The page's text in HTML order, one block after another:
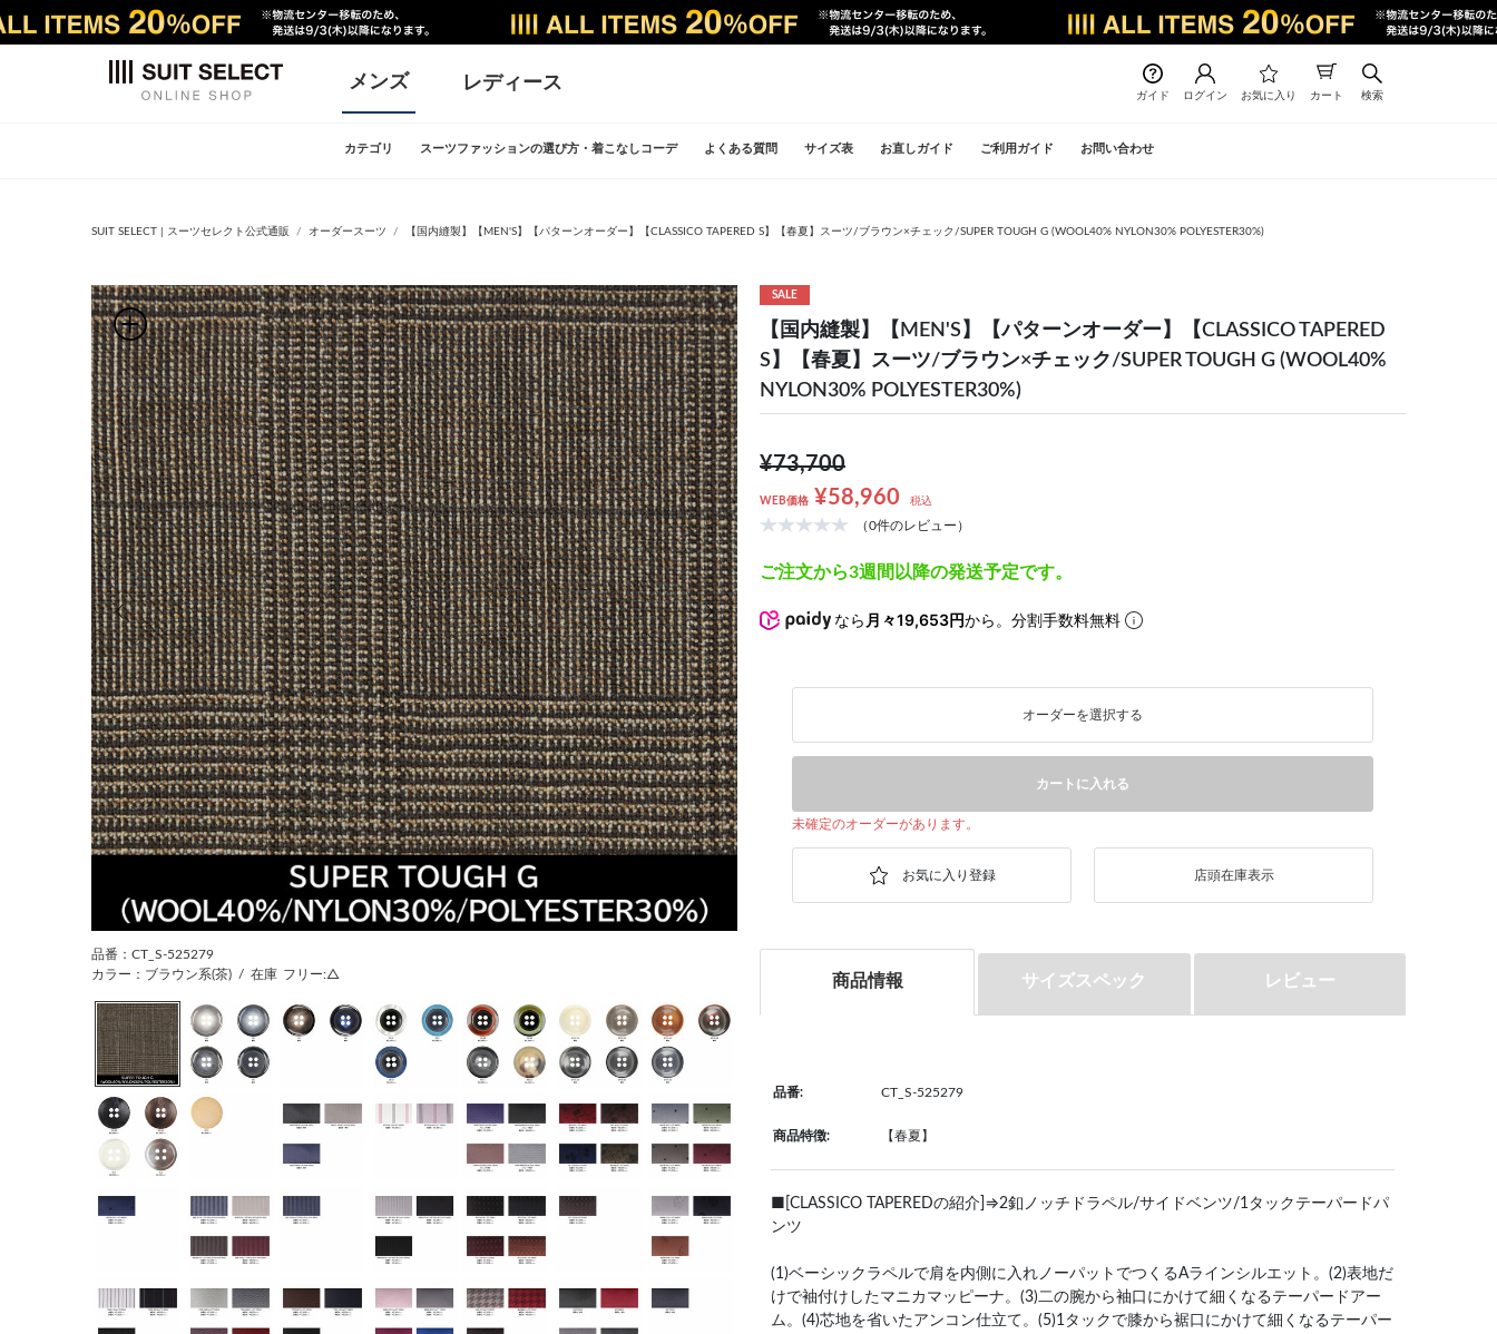
メンズ レディース
ガイド ログイン お気に入り カート 検索
カテゴリ スーツファッションの選び方・着こなしコーデ よくある質問 サイズ表 お直しガイド ご利用ガイド お問い合わせ
SUIT SELECT | スーツセレクト公式通販 オーダースーツ 【国内縫製】【MEN'S】【パターンオーダー】【CLASSICO TAPERED S】【春夏】スーツ/ブラウン×チェック/SUPER TOUGH G (WOOL40% NYLON30% POLYESTER30%)
前の画像 次の画像
品番：CT_S-525279
カラー：ブラウン系(茶) / 在庫 フリー:△
SALE
【国内縫製】【MEN'S】【パターンオーダー】【CLASSICO TAPERED
S】【春夏】スーツ/ブラウン×チェック/SUPER TOUGH G (WOOL40%
NYLON30% POLYESTER30%)
¥73,700
WEB価格 ¥58,960 税込
（0件のレビュー）
ご注文から3週間以降の発送予定です。
なら 月々19,653円から。分割手数料無料
オーダーを選択する
カートに入れる
未確定のオーダーがあります。
店頭在庫表示
商品情報 サイズスペック レビュー
品番: CT_S-525279
商品特徴: 【春夏】
■[CLASSICO TAPEREDの紹介]⇒2釦ノッチドラペル/サイドベンツ/1タックテーパードパ
ンツ
(1)ベーシックラペルで肩を内側に入れノーパットでつくるAラインシルエット。(2)表地だ
けで袖付けしたマニカマッピーナ。(3)二の腕から袖口にかけて細くなるテーパードアー
ム。(4)芯地を省いたアンコン仕立て。(5)1タックで膝から裾口にかけて細くなるテーパー